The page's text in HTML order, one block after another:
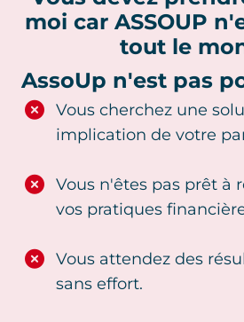
moi car ASSOUP
tout le
AssoUp n'est pas
Vous cherchez une
implication de votre
Vous n'êtes pas prêt à
vos pratiques
Vous attendez des
sans effort.